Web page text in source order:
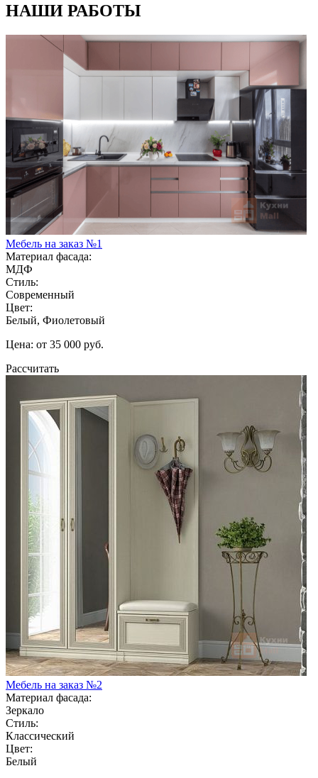
НАШИ РАБОТЫ
Мебель на заказ №1
Материал фасада:
МДФ
Стиль:
Современный
Цвет:
Белый, Фиолетовый
Цена: от 35 000 руб.
Рассчитать
Мебель на заказ №2
Материал фасада:
Зеркало
Стиль:
Классический
Цвет:
Белый